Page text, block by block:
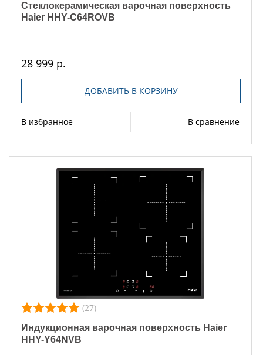
Стеклокерамическая варочная поверхность
Haier HHY-C64ROVB
28 999 р.
ДОБАВИТЬ В КОРЗИНУ
В избранное В сравнение
(27)
Индукционная варочная поверхность Haier
HHY-Y64NVB